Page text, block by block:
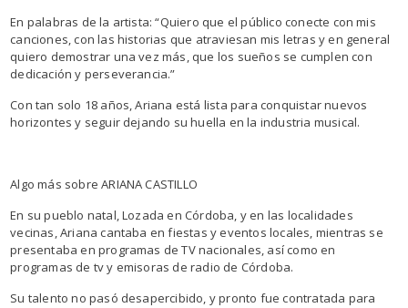
En palabras de la artista: “Quiero que el público conecte con mis
canciones, con las historias que atraviesan mis letras y en general
quiero demostrar una vez más, que los sueños se cumplen con
dedicación y perseverancia.”
Con tan solo 18 años, Ariana está lista para conquistar nuevos
horizontes y seguir dejando su huella en la industria musical.
Algo más sobre ARIANA CASTILLO
En su pueblo natal, Lozada en Córdoba, y en las localidades
vecinas, Ariana cantaba en fiestas y eventos locales, mientras se
presentaba en programas de TV nacionales, así como en
programas de tv y emisoras de radio de Córdoba.
Su talento no pasó desapercibido, y pronto fue contratada para